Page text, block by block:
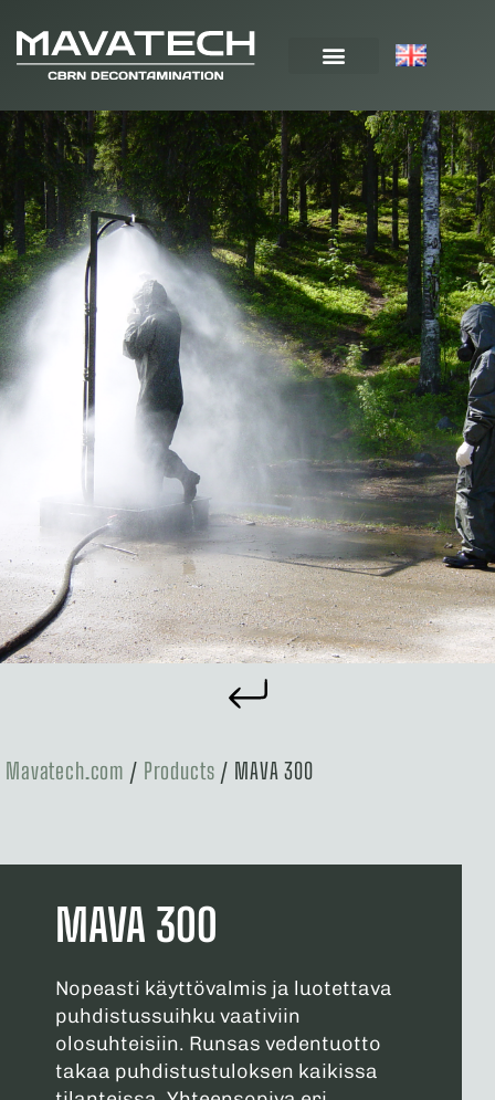
Mavatech.com / Products / MAVA 300
MAVA 300
Nopeasti käyttövalmis ja luotettava
puhdistussuihku vaativiin
olosuhteisiin. Runsas vedentuotto
takaa puhdistustuloksen kaikissa